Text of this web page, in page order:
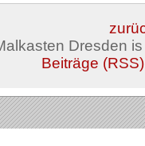
Dresden
Beiträge (RSS)